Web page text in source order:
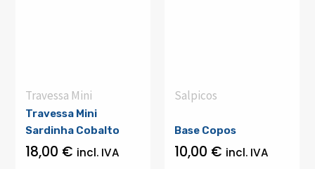
Travessa Mini
Travessa Mini
Sardinha Cobalto
18,00 € incl. IVA
Salpicos
Base Copos
10,00 € incl. IVA